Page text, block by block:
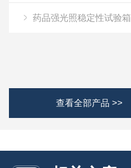
药品强光照稳定性试验箱
查看全部产品 >>